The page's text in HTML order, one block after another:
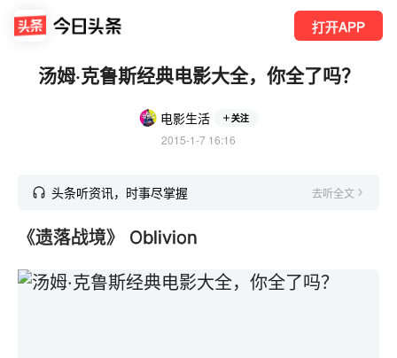
打开APP
汤姆·克鲁斯经典电影大全，你全了吗？
电影生活 关注
2015-1-7 16:16
头条听资讯，时事尽掌握 去听全文
《遗落战境》 Oblivion